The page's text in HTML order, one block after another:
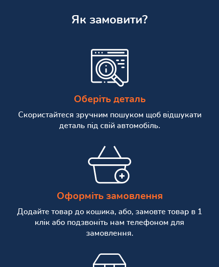
Як замовити?
Оберіть деталь
Скористайтеся зручним пошуком щоб відшукати
деталь під свій автомобіль.
Оформіть замовлення
Додайте товар до кошика, або, замовте товар в 1
клік або подзвоніть нам телефоном для
замовлення.